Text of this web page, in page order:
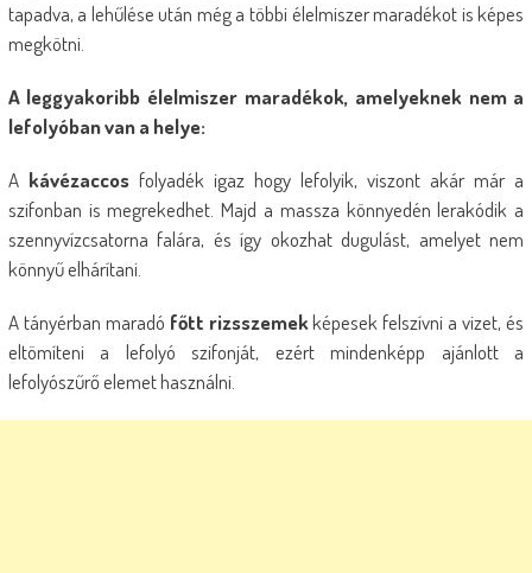
tapadva, a lehűlése után még a többi élelmiszer maradékot is képes
megkötni.
A leggyakoribb élelmiszer maradékok, amelyeknek nem a
lefolyóban van a helye:
A kávézaccos folyadék igaz hogy lefolyik, viszont akár már a
szifonban is megrekedhet. Majd a massza könnyedén lerakódik a
szennyvízcsatorna falára, és így okozhat dugulást, amelyet nem
könnyű elhárítani.
A tányérban maradó főtt rizsszemekképesek felszívni a vizet, és
eltömíteni a lefolyó szifonját, ezért mindenképp ajánlott a
lefolyószűrő elemet használni.